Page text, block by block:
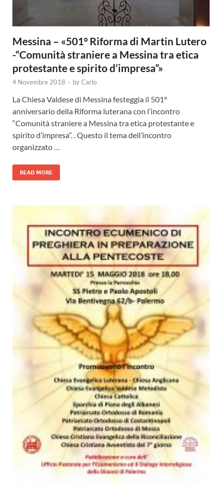
Messina – «501° Riforma di Martin Lutero
-“Comunità straniere a Messina tra etica
protestante e spirito d’impresa”»
4 Novembre 2018 - byCarlo
La Chiesa Valdese di Messina festeggia il 501°
anniversario della Riforma luterana con l’incontro
“Comunità straniere a Messina tra etica protestante e
spirito d’impresa”. . Questo il tema dell’incontro
organizzato …
READ MORE